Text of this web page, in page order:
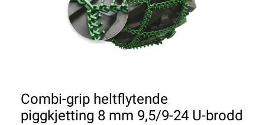
Combi-grip heltflytende
piggkjetting 8 mm 9,5/9-24 U-brodd